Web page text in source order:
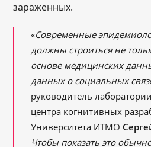
зараженных.
«Современные
должны строиться не
основе медицинских
данных о социальных
руководитель
центра когнитивных
Университета ИТМО
Чтобы показать это